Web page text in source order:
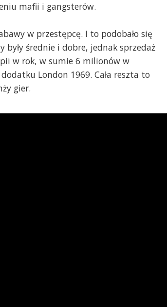
mafii i gangsterów.
w przestępcę. I to podobało się
były średnie i dobre, jednak sprzedaż
w rok, w sumie 6 milionów w
London 1969. Cała reszta to
gier.